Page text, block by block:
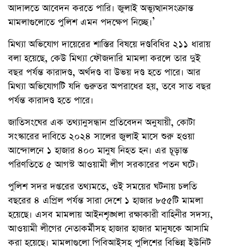
আদালতে আবেদন করতে পারি। জুলাই অভ্যুত্থানসংক্রান্ত
মামলাগুলোতে পুলিশ এমন পদক্ষেপ নিচ্ছে।’
মিথ্যা অভিযোগ দায়েরের শাস্তির বিষয়ে দণ্ডবিধির ২১১ ধারায়
বলা হয়েছে, কেউ মিথ্যা ফৌজদারি মামলা করলে তার দুই
বছর পর্যন্ত কারাদণ্ড, অর্থদণ্ড বা উভয় দণ্ড হতে পারে। আর
মিথ্যা অভিযোগটি যদি গুরুতর অপরাধের হয়, তবে সাত বছর
পর্যন্ত কারাদণ্ড হতে পারে।
জাতিসংঘের এক তথ্যানুসন্ধান প্রতিবেদন অনুযায়ী, কোটা
সংস্কারের দাবিতে ২০২৪ সালের জুলাই মাসে শুরু হওয়া
আন্দোলনে ১ হাজার ৪০০ মানুষ নিহত হন। এর চূড়ান্ত
পরিণতিতে ৫ আগস্ট আওয়ামী লীগ সরকারের পতন ঘটে।
পুলিশ সদর দপ্তরের তথ্যমতে, ওই সময়ের ঘটনায় চলতি
বছরের ৪ এপ্রিল পর্যন্ত সারা দেশে ১ হাজার ৮৫৫টি মামলা
হয়েছে। এসব মামলায় আইনশৃঙ্খলা রক্ষাকারী বাহিনীর সদস্য,
আওয়ামী লীগের নেতাকর্মীসহ হাজার হাজার মানুষকে আসামি
করা হয়েছে। মামলাগুলো পিবিআইসহ পুলিশের বিভিন্ন ইউনিট